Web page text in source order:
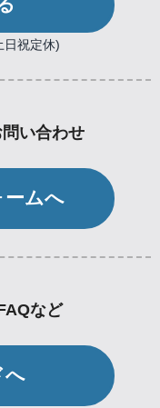
日祝定休)
い合わせ
ームへ
など
へ